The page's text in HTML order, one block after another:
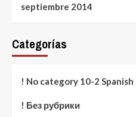
septiembre 2014
Categorías
! No category 10-2 Spanish
! Без рубрики